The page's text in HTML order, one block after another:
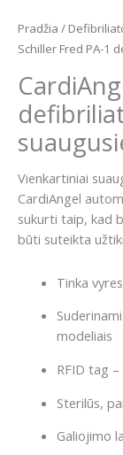
Pradžia /
Schiller Fred PA-1
Vienkartiniai
CardiAngel
sukurti taip, kad
būti suteikta
Tinka
modeliais
RFID tag –
Sterilūs,
Galiojimo